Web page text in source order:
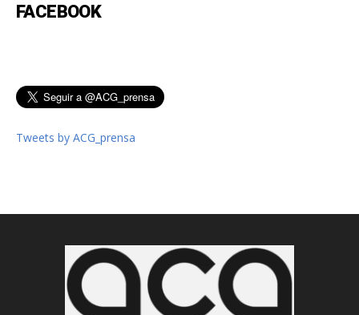
FACEBOOK
Tweets by ACG_prensa